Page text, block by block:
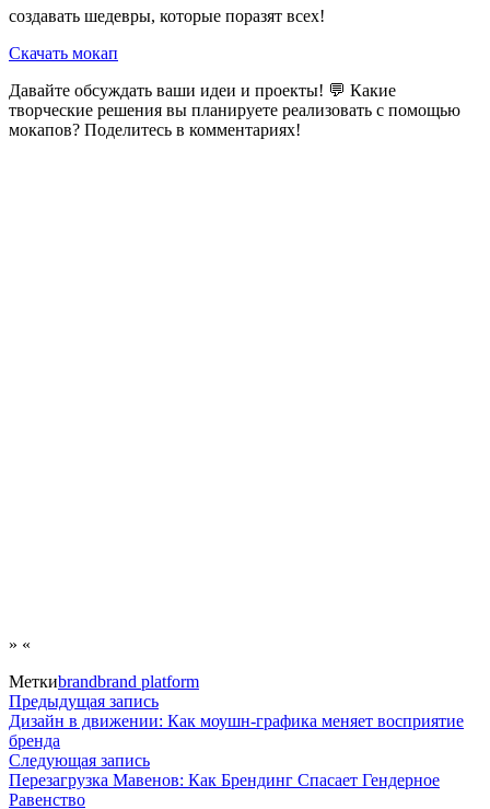
создавать шедевры, которые поразят всех!
Скачать мокап
Давайте обсуждать ваши идеи и проекты! 💬 Какие
творческие решения вы планируете реализовать с помощью
мокапов? Поделитесь в комментариях!
» «
Меткиbrandbrand platform
Навигация
по
записям
Предыдущая записьПредыдущая
запись:
Дизайн в движении: Как моушн-графика меняет восприятие
бренда
Следующая записьСледующая
запись:
Перезагрузка Мавенов: Как Брендинг Спасает Гендерное
Равенство